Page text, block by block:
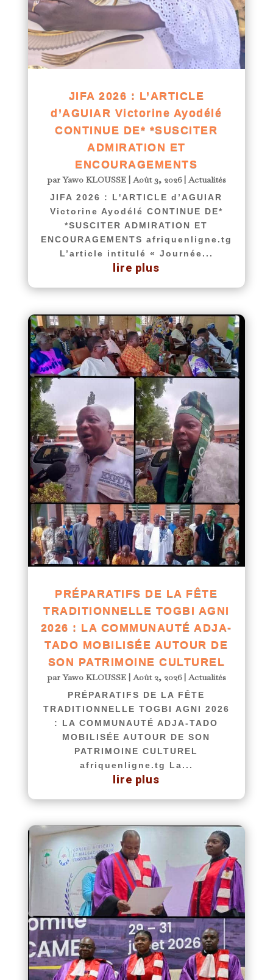
JIFA 2026 : L’ARTICLE
d’AGUIAR Victorine Ayodélé
CONTINUE DE* *SUSCITER
ADMIRATION ET
ENCOURAGEMENTS
parYawo KLOUSSE|Août 3, 2026|Actualités
JIFA 2026 : L'ARTICLE d’AGUIAR
Victorine Ayodélé CONTINUE DE*
*SUSCITER ADMIRATION ET
ENCOURAGEMENTS afriquenligne.tg
L’article intitulé « Journée...
lire plus
PRÉPARATIFS DE LA FÊTE
TRADITIONNELLE TOGBI AGNI
2026 : LA COMMUNAUTÉ ADJA-
TADO MOBILISÉE AUTOUR DE
SON PATRIMOINE CULTUREL
parYawo KLOUSSE|Août 2, 2026|Actualités
PRÉPARATIFS DE LA FÊTE
TRADITIONNELLE TOGBI AGNI 2026
: LA COMMUNAUTÉ ADJA-TADO
MOBILISÉE AUTOUR DE SON
PATRIMOINE CULTUREL
afriquenligne.tg La...
lire plus